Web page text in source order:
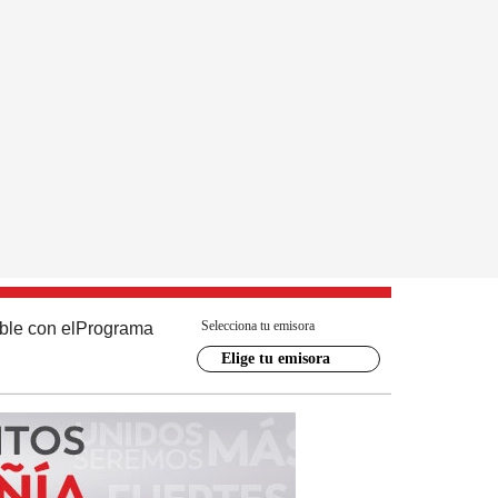
con el Programa Selecciona tu emisora
Elige tu emisora